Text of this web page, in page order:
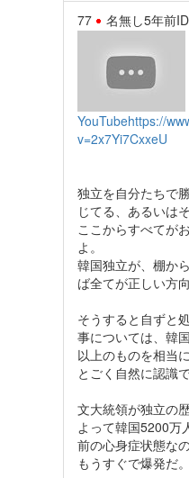
77 名無し5年前
YouTubehttps://
v=2x7Yi7CxxeU
独立を自分たちで
じてる、あるいは
ここからすべてが
よ。
韓国独立が、棚か
ば全てが正しい方
そうすると自ずと
事については、韓
以上のものを相当
とごく自然に認識
文大統領が独立の
よって韓国5200万
前の心身症状態なの
もうすぐで爆発だ。